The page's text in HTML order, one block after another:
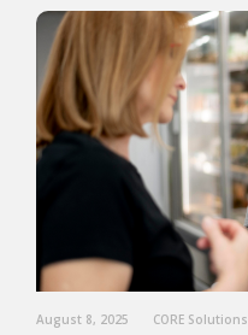
August 8, 2025 CORE Solutions